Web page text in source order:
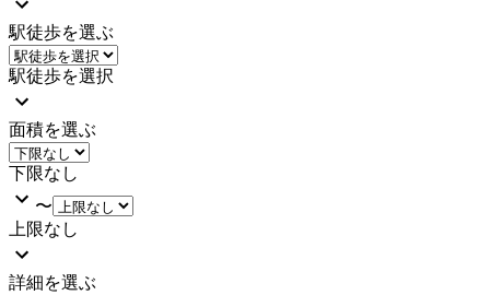
駅徒歩を選ぶ
駅徒歩を選択
面積を選ぶ
下限なし
〜
上限なし
詳細を選ぶ